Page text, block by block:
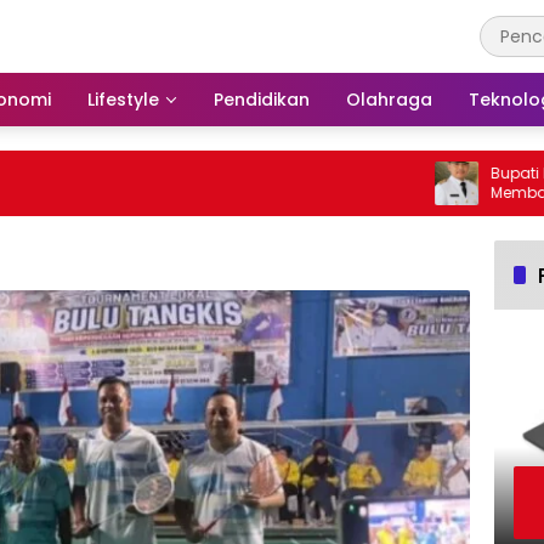
Lifestyle Pendidikan Olahraga
Bupati
Membakar
Barito